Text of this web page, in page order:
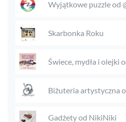
Wyjątkowe puzzle od
Skarbonka Roku
Świece, mydła i olejki
Biżuteria artystyczna
Gadżety od NikiNiki